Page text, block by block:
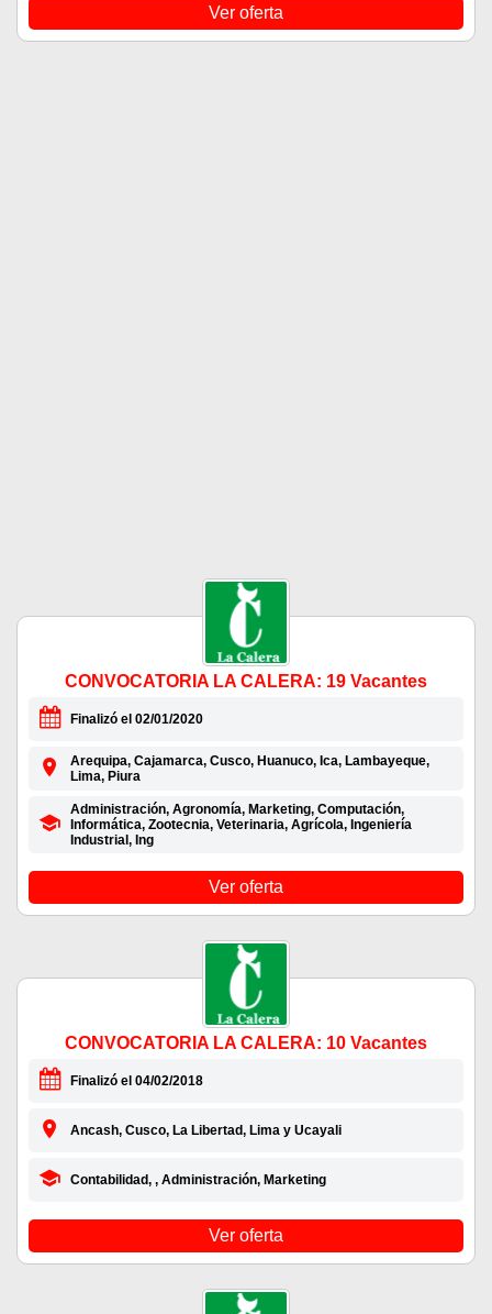
Ver oferta
CONVOCATORIA LA CALERA: 19 Vacantes
Finalizó el 02/01/2020
Arequipa, Cajamarca, Cusco, Huanuco, Ica, Lambayeque,
Lima, Piura
Administración, Agronomía, Marketing, Computación,
Informática, Zootecnia, Veterinaria, Agrícola, Ingeniería
Industrial, Ing
Ver oferta
CONVOCATORIA LA CALERA: 10 Vacantes
Finalizó el 04/02/2018
Ancash, Cusco, La Libertad, Lima y Ucayali
Contabilidad, , Administración, Marketing
Ver oferta